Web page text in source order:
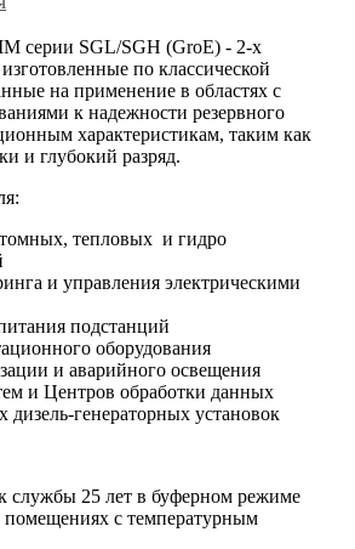
серии SGL/SGH (GroE) - 2-х
по классической
на применение в облаcтях с
к надежности резервного
характеристикам, таким как
и глубокий разряд.
тепловых и гидро
и управления электрическими
подстанций
оборудования
и аварийного освещения
и Центров обработки данных
дизель-генераторных установок
службы 25 лет в буферном режиме
помещениях с температурным